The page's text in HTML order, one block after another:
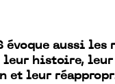
évoque aussi les
leur histoire, leur
et leur